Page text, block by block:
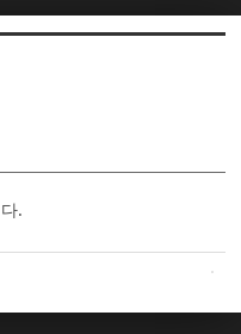
.
5
북5
5
북5